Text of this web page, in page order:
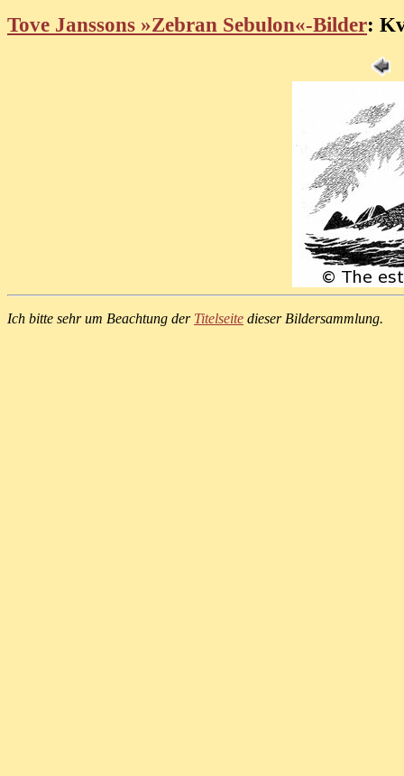
Tove Janssons »Zebran Sebulon«-Bilder:
Ich bitte sehr um Beachtung der Titelseite dieser Bildersammlung.